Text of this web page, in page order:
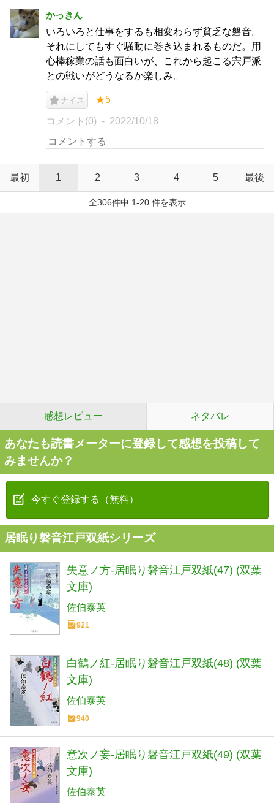
かっきん
いろいろと仕事をするも相変わらず貧乏な磐音。
それにしてもすぐ騒動に巻き込まれるものだ。用
心棒稼業の話も面白いが、これから起こる宍戸派
との戦いがどうなるか楽しみ。
ナイス ★5
コメント(0) 2022/10/18
最初 1 2 3 4 5 最後
全306件中 1-20 件を表示
感想レビュー ネタバレ
あなたも読書メーターに登録して感想を投稿して
みませんか？
今すぐ登録する（無料）
居眠り磐音江戸双紙シリーズ
失意ノ方-居眠り磐音江戸双紙(47) (双葉
文庫)
佐伯泰英
921
白鶴ノ紅-居眠り磐音江戸双紙(48) (双葉
文庫)
佐伯泰英
940
意次ノ妄-居眠り磐音江戸双紙(49) (双葉
文庫)
佐伯泰英